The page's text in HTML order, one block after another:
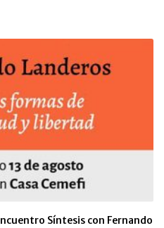
Síntesis con Fernando